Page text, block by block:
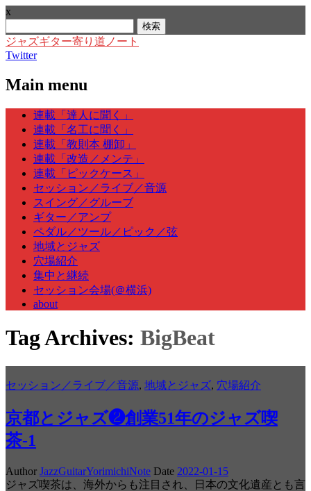
x
索:
ジャズギター寄り道ノート
Twitter
Main menu
Skip
content
連載「達人に聞く」
連載「名工に聞く」
連載「教則本 棚卸」
連載「改造／メンテ」
連載「ピックケース」
セッション／ライブ／音源
スイング／グルーブ
ギター／アンプ
ペダル／ツール／ピック／弦
地域とジャズ
穴場紹介
集中と継続
セッション会場(＠横浜)
about
Tag Archives: BigBeat
セッション／ライブ／音源, 地域とジャズ, 穴場紹介
京都とジャズ❷創業51年のジャズ喫
茶-1
Author JazzGuitarYorimichiNote Date 2022-01-15
ジャズ喫茶は、海外からも注目され、日本の文化遺産とも言